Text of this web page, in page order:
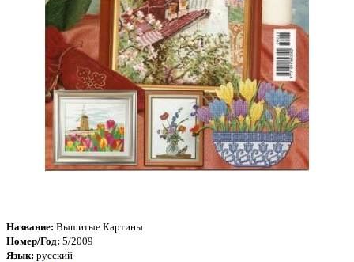
Название: Вышитые Картины
Номер/Год: 5/2009
Язык: русский